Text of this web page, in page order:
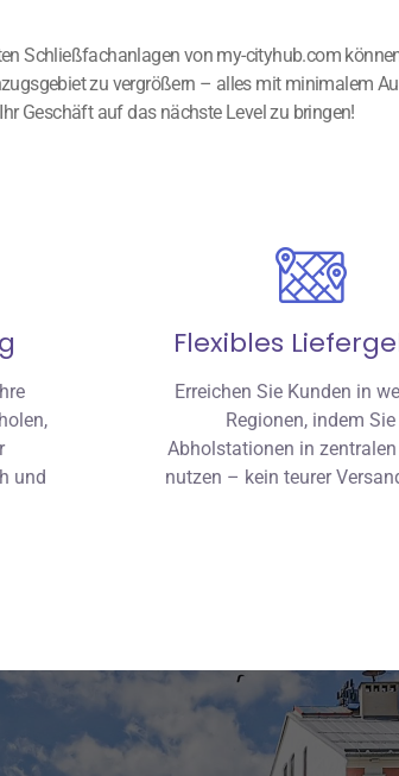
Schließfachanlagen von my-cityhub.com
zu vergrößern – alles mit minimalem
Geschäft auf das nächste Level zu bringen!
und
Flexibles
Erreichen Sie Kunden in
Regionen, indem Sie
Abholstationen in
nutzen – kein teurer